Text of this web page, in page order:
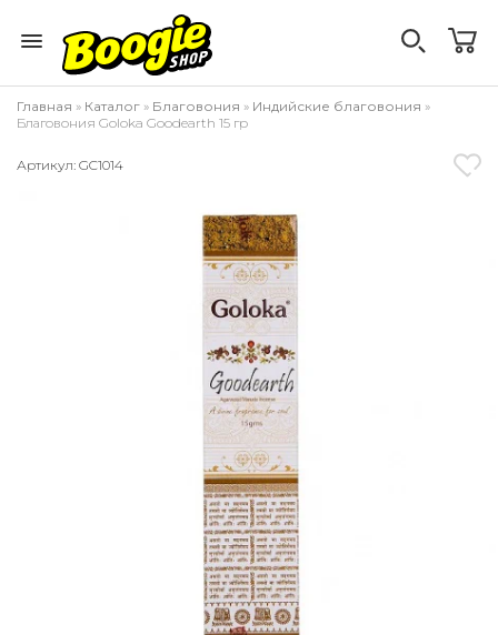
Главная » Каталог » Благовония » Индийские благовония »
Благовония Goloka Goodearth 15 гр
Артикул: GC1014